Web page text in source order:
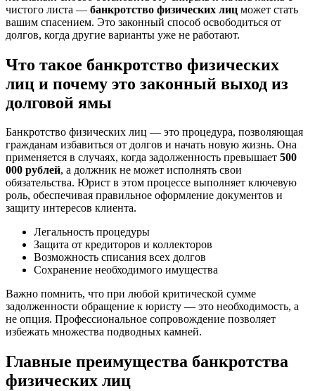
чистого листа — банкротство физических лиц может стать
вашим спасением. Это законный способ освободиться от
долгов, когда другие варианты уже не работают.
Что такое банкротство физических
лиц и почему это законный выход из
долговой ямы
Банкротство физических лиц — это процедура, позволяющая
гражданам избавиться от долгов и начать новую жизнь. Она
применяется в случаях, когда задолженность превышает 500
000 рублей, а должник не может исполнять свои
обязательства. Юрист в этом процессе выполняет ключевую
роль, обеспечивая правильное оформление документов и
защиту интересов клиента.
Легальность процедуры
Защита от кредиторов и коллекторов
Возможность списания всех долгов
Сохранение необходимого имущества
Важно помнить, что при любой критической сумме
задолженности обращение к юристу — это необходимость, а
не опция. Профессиональное сопровождение позволяет
избежать множества подводных камней.
Главные преимущества банкротства
физических лиц